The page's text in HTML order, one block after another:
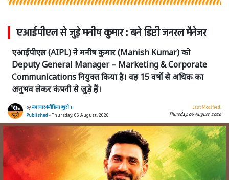
एआईपीएल से जुड़े मनीष कुमार : बने डिप्टी जनरल मैनेजर
एआईपीएल (AIPL) ने मनीष कुमार (Manish Kumar) को
Deputy General Manager – Marketing & Corporate
Communications नियुक्त किया है। वह 15 वर्षों से अधिक का
अनुभव लेकर कंपनी से जुड़े हैं।
byसमाचार4मीडिया ब्यूरो ।।
Published- Thursday, 06 August, 2026
Last Modified:
Thursday, 06 August, 2026